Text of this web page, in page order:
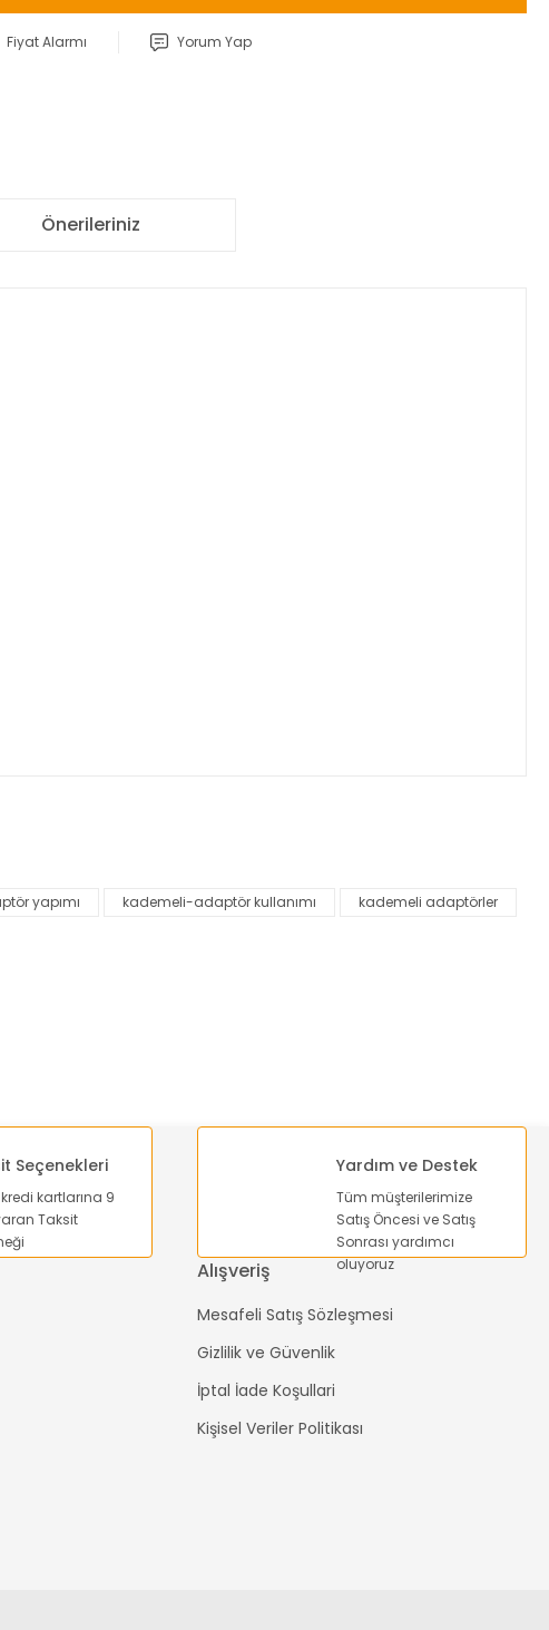
Fiyat Alarmı Yorum Yap
Önerileriniz
yapımı kademeli-adaptör kullanımı
kademeli adaptörler
Seçenekleri
kartlarına 9
Taksit
Yardım ve Destek
Tüm müşterilerimize
Satış Öncesi ve Satış
Sonrası yardımcı
oluyoruz
Alışveriş
Mesafeli Satış Sözleşmesi
Gizlilik ve Güvenlik
İptal İade Koşullari
Kişisel Veriler Politikası